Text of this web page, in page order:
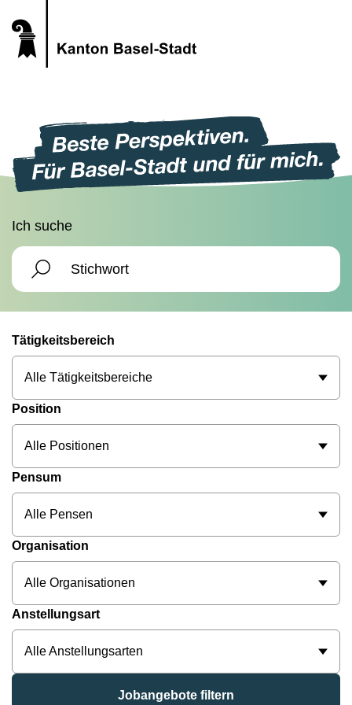
Ich suche
Tätigkeitsbereich
Alle Tätigkeitsbereiche
Position
Alle Positionen
Pensum
Alle Pensen
Organisation
Alle Organisationen
Anstellungsart
Alle Anstellungsarten
Jobangebote filtern